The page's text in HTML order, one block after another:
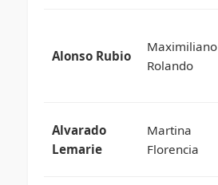
Alonso Rubio
Maximiliano
Rolando
Alvarado
Lemarie
Martina
Florencia